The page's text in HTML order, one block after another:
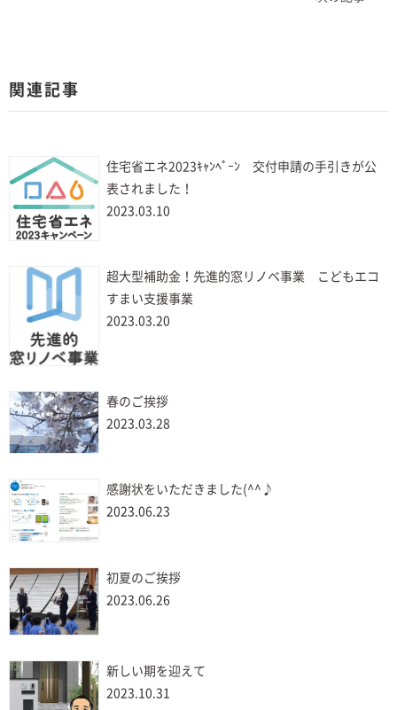
関連記事
住宅省エネ2023ｷｬﾝﾍﾟｰﾝ 交付申請の手引きが公
表されました！
2023.03.10
超大型補助金！先進的窓リノベ事業 こどもエコ
すまい支援事業
2023.03.20
春のご挨拶
2023.03.28
感謝状をいただきました(^^♪
2023.06.23
初夏のご挨拶
2023.06.26
新しい期を迎えて
2023.10.31